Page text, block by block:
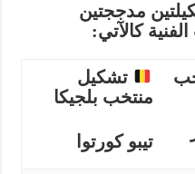
مدججتين
كالآتي:
تشكيل
منتخب بلجيكا
تيبو كورتوا